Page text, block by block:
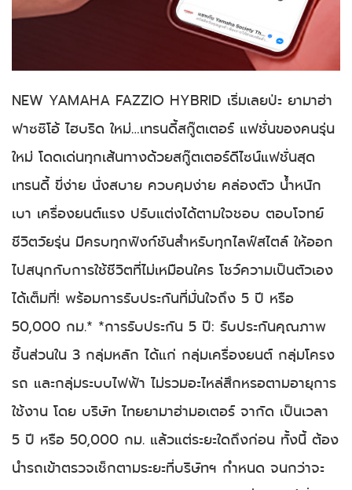
NEW YAMAHA FAZZIO HYBRID เริ่มเลยป่ะ ยามาฮ่า
ฟาซซิโอ้ ไฮบริด ใหม่…เทรนดี้สกู๊ตเตอร์ แฟชั่นของคนรุ่น
ใหม่ โดดเด่นทุกเส้นทางด้วยสกู๊ตเตอร์ดีไซน์แฟชั่นสุด
เทรนดี้ ขี่ง่าย นั่งสบาย ควบคุมง่าย คล่องตัว น้ำหนัก
เบา เครื่องยนต์แรง ปรับแต่งได้ตามใจชอบ ตอบโจทย์
ชีวิตวัยรุ่น มีครบทุกฟังก์ชันสำหรับทุกไลฟ์สไตล์ ให้ออก
ไปสนุกกับการใช้ชีวิตที่ไม่เหมือนใคร โชว์ความเป็นตัวเอง
ได้เต็มที่! พร้อมการรับประกันที่มั่นใจถึง 5 ปี หรือ
50,000 กม.* *การรับประกัน 5 ปี: รับประกันคุณภาพ
ชิ้นส่วนใน 3 กลุ่มหลัก ได้แก่ กลุ่มเครื่องยนต์ กลุ่มโครง
รถ และกลุ่มระบบไฟฟ้า ไม่รวมอะไหล่สึกหรอตามอายุการ
ใช้งาน โดย บริษัท ไทยยามาฮ่ามอเตอร์ จากัด เป็นเวลา
5 ปี หรือ 50,000 กม. แล้วแต่ระยะใดถึงก่อน ทั้งนี้ ต้อง
นำรถเข้าตรวจเช็กตามระยะที่บริษัทฯ กำหนด จนกว่าจะ